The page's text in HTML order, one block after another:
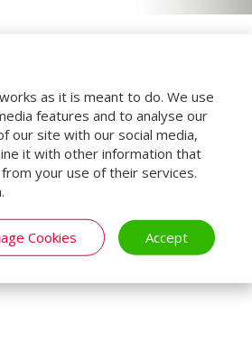
as it is meant to do. We use
features and to analyse our
our site with our social media,
it with other information that
your use of their services.
Cookies Accept
sind unsere Hubtische
voll an Ihre spezifischen
und